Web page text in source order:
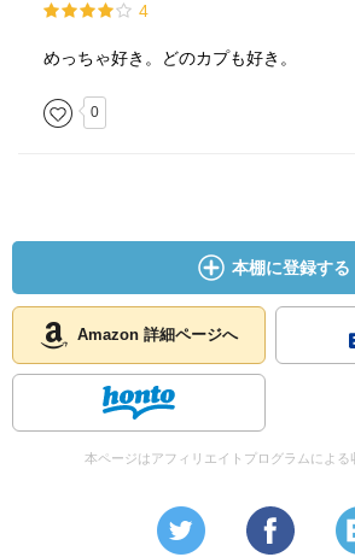
4
めっちゃ好き。どのカプも好き。
0
本棚に登録する
Amazon 詳細ページへ
本ページはアフィリエイトプログラムによる